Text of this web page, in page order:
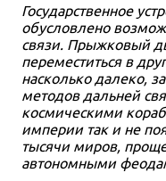
Государственное
обусловлено
связи. Прыжковый
переместиться в
насколько далеко,
методов дальней
космическими
империи так и не
тысячи миров,
автономными